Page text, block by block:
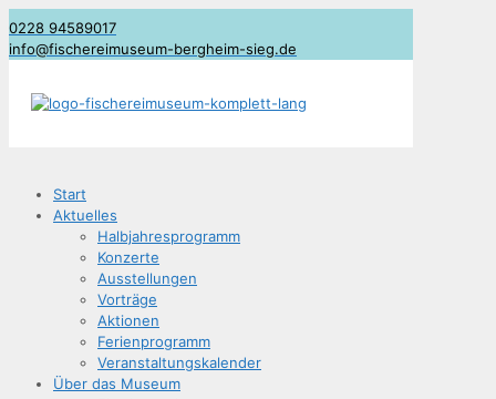
0228 94589017
info@fischereimuseum-bergheim-sieg.de
Start
Aktu­el­les
Halb­jah­res­pro­gramm
Kon­zer­te
Aus­stel­lun­gen
Vor­trä­ge
Aktio­nen
Feri­en­pro­gramm
Ver­an­stal­tungs­ka­len­der
Über das Museum